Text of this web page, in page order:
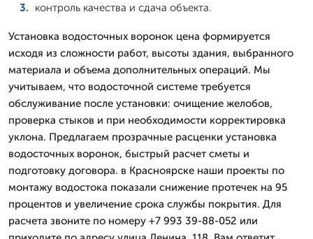
контроль качества и сдача объекта.
Установка водосточных воронок цена формируется
исходя из сложности работ, высоты здания, выбранного
материала и объема дополнительных операций. Мы
учитываем, что водосточной системе требуется
обслуживание после установки: очищение желобов,
проверка стыков и при необходимости корректировка
уклона. Предлагаем прозрачные расценки установка
водосточных воронок, быстрый расчет сметы и
подготовку договора. в Красноярске наши проекты по
монтажу водостока показали снижение протечек на 95
процентов и увеличение срока службы покрытия. Для
расчета звоните по номеру +7 993 39-88-052 или